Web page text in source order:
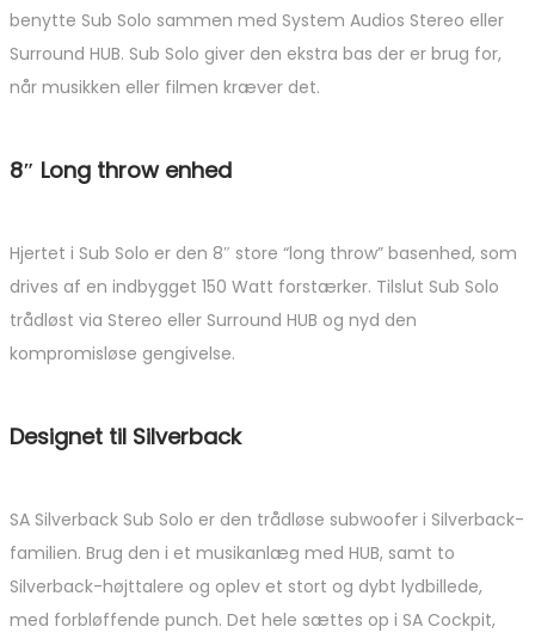
benytte Sub Solo sammen med System Audios Stereo eller
Surround HUB. Sub Solo giver den ekstra bas der er brug for,
når musikken eller filmen kræver det.
8″ Long throw enhed
Hjertet i Sub Solo er den 8″ store “long throw” basenhed, som
drives af en indbygget 150 Watt forstærker. Tilslut Sub Solo
trådløst via Stereo eller Surround HUB og nyd den
kompromisløse gengivelse.
Designet til Silverback
SA Silverback Sub Solo er den trådløse subwoofer i Silverback-
familien. Brug den i et musikanlæg med HUB, samt to
Silverback-højttalere og oplev et stort og dybt lydbillede,
med forbløffende punch. Det hele sættes op i SA Cockpit,